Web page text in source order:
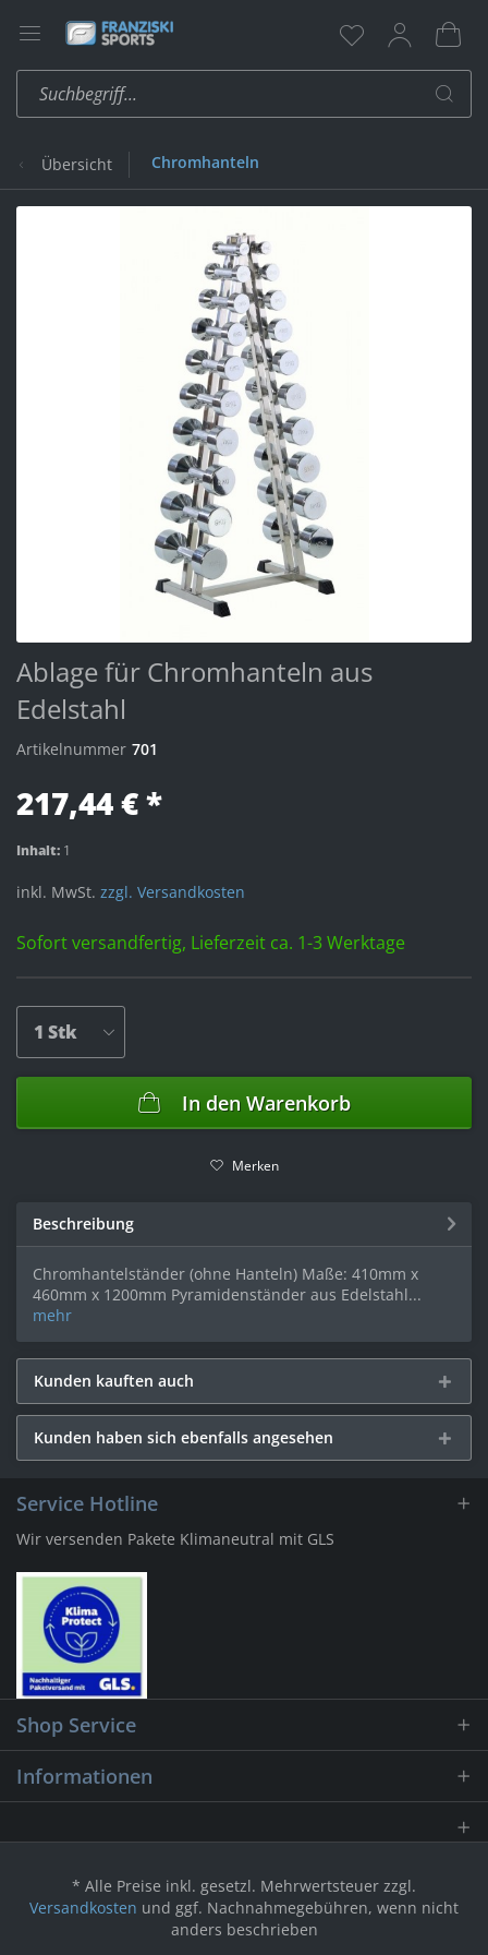
Übersicht Chromhanteln
Ablage für Chromhanteln aus
Edelstahl
Artikelnummer 701
217,44 € *
Inhalt: 1
inkl. MwSt. zzgl. Versandkosten
Sofort versandfertig, Lieferzeit ca. 1-3 Werktage
In den Warenkorb
Merken
Beschreibung
Chromhantelständer (ohne Hanteln) Maße: 410mm x
460mm x 1200mm Pyramidenständer aus Edelstahl...
mehr
Kunden kauften auch
Kunden haben sich ebenfalls angesehen
Service Hotline
Wir versenden Pakete Klimaneutral mit GLS
Shop Service
Informationen
* Alle Preise inkl. gesetzl. Mehrwertsteuer zzgl.
Versandkosten und ggf. Nachnahmegebühren, wenn nicht
anders beschrieben